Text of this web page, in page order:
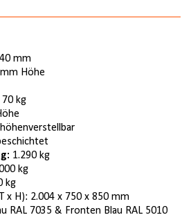
mm
Höhe
70 kg
1.290 kg
kg
kg
x H): 2.004 x 750 x 850 mm
RAL 7035 & Fronten Blau RAL 5010